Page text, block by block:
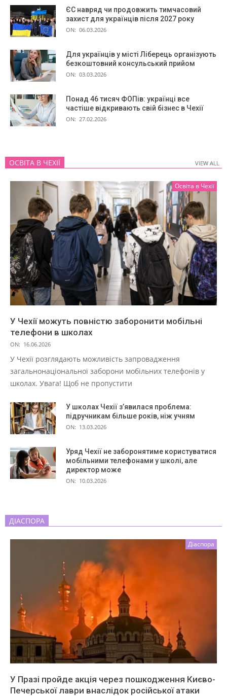
ЄС навряд чи продовжить тимчасовий
захист для українців після 2027 року
ON: 06.03.2026
Для українців у місті Ліберець організують
безкоштовний консульський прийом
ON: 03.03.2026
Понад 46 тисяч ФОПів: українці все
частіше відкривають свій бізнес в Чехії
ON: 27.02.2026
ОСВІТА В ЧЕХІЇ VIEW ALL
Освіта в Чехії
У Чехії можуть повністю заборонити мобільні
телефони в школах
ON: 16.06.2026
У Чехії розглядають можливість запровадження
загальнонаціональної заборони мобільних телефонів у
школах. Увага! Щоб не пропустити
У школах Чехії з’явилася проблема:
підручникам більше років, ніж учням
ON: 13.03.2026
Уряд Чехії не заборонятиме користуватися
мобільними телефонами у школі, але
директор може
ON: 10.03.2026
VIEW ALL
ДІАСПОРА
Діаспора
У Празі пройде акція через пошкодження Києво-
Печерської лаври внаслідок російської атаки